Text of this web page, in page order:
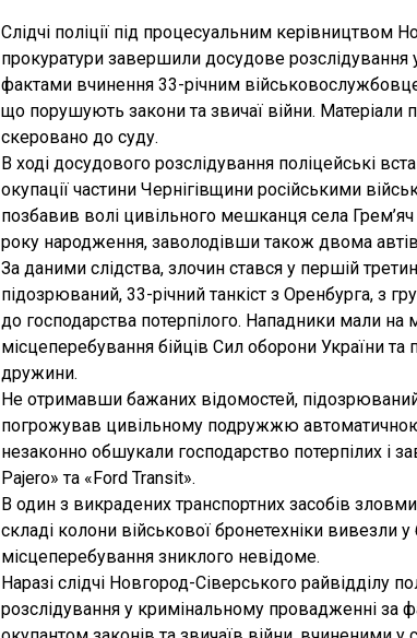
Слідчі поліції під процесуальним керівництвом
прокуратури завершили досудове
фактами вчинення 33-річним
що порушують закони та звичаї війни.
скеровано до суду.
В ході досудового розслідування поліцейські
окупації частини Чернігівщини російськими
позбавив волі цивільного мешканця села
року народження, заволодівши також двома
За даними слідства, злочин стався у першій
підозрюваний, 33-річний танкіст з Оренбурга, з
до господарства потерпілого. Нападники мали на
місцеперебування бійців Сил оборони України
дружини.
Не отримавши бажаних відомостей,
погрожував цивільному подружжю
незаконно обшукали господарство потерпілих і
Pajero» та «Ford Transit».
В один з викрадених транспортних засобів
складі колони військової бронетехніки вивезли у
місцеперебування зниклого невідоме.
Наразі слідчі Новгород-Сіверського райвідділу
розслідування у кримінальному провадженні за